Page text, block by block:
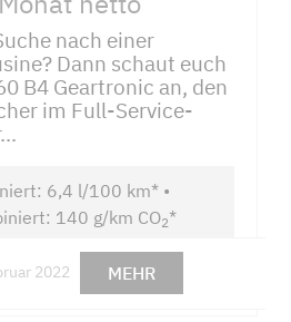
nach einer
Dann schaut euch
B4 Geartronic an, den
im Full-Service-
6,4 l/100 km* •
140 g/km CO2*
2022 MEHR